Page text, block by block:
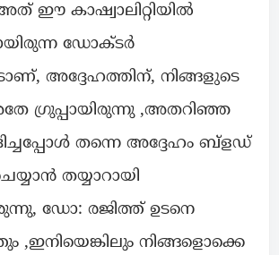
ഈ കാഷ്വാലിറ്റിയിൽ
ഡോക്ടർ
അദ്ദേഹത്തിന്, നിങ്ങളുടെ
ഗ്രുപ്പായിരുന്നു ,അതറിഞ്ഞ
തന്നെ അദ്ദേഹം ബ്ളഡ്
തയ്യാറായി
ഡോ: രജിത്ത് ഉടനെ
,ഇനിയെങ്കിലും നിങ്ങളൊക്കെ